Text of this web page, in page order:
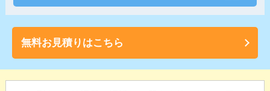
無料お見積りはこちら